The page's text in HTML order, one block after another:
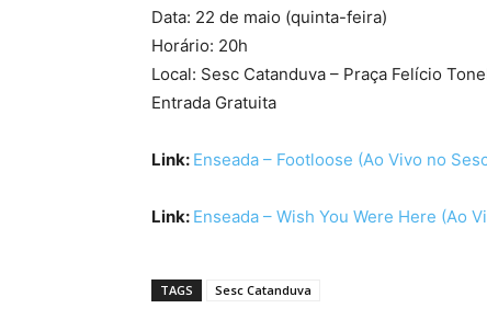
Data: 22 de maio (quinta-feira)
Horário: 20h
Local: Sesc Catanduva – Praça Felício
Entrada Gratuita
Link: Enseada – Footloose (Ao Vivo no
Link: Enseada – Wish You Were Here (Ao
TAGS Sesc Catanduva